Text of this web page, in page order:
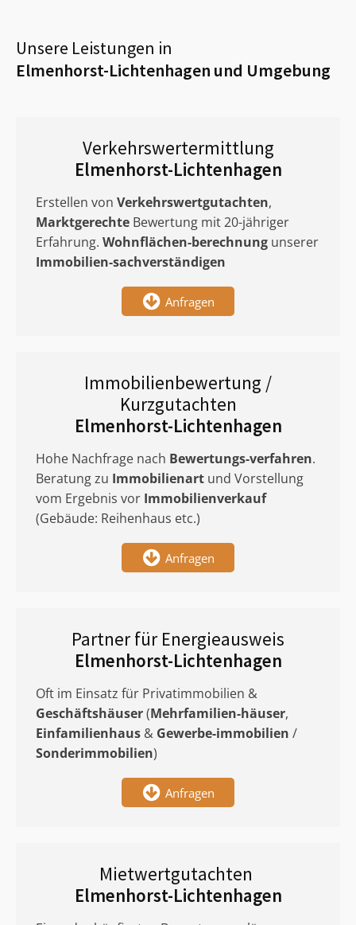
Unsere Leistungen in
Elmenhorst-Lichtenhagen und Umgebung
Verkehrswertermittlung
Elmenhorst-Lichtenhagen
Erstellen von Verkehrswertgutachten,
Marktgerechte Bewertung mit 20-jähriger
Erfahrung. Wohnflächen-berechnung unserer
Immobilien-sachverständigen
Anfragen
Immobilienbewertung /
Kurzgutachten
Elmenhorst-Lichtenhagen
Hohe Nachfrage nach Bewertungs-verfahren.
Beratung zu Immobilienart und Vorstellung
vom Ergebnis vor Immobilienverkauf
(Gebäude: Reihenhaus etc.)
Anfragen
Partner für Energieausweis
Elmenhorst-Lichtenhagen
Oft im Einsatz für Privatimmobilien &
Geschäftshäuser(Mehrfamilien-häuser,
Einfamilienhaus & Gewerbe-immobilien /
Sonderimmobilien)
Anfragen
Mietwertgutachten
Elmenhorst-Lichtenhagen